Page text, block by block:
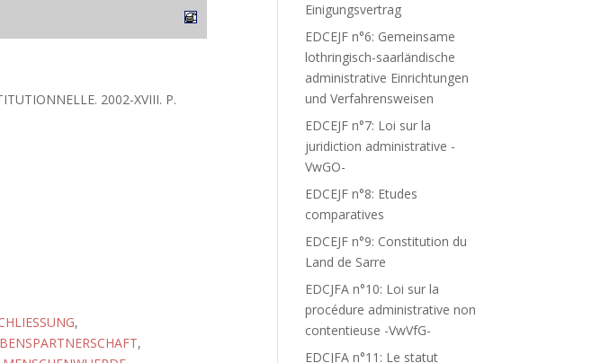
2002-XVIII. P.
,
,
Einigungsvertrag
EDCEJF n°6: Gemeinsame
lothringisch-saarländische
administrative Einrichtungen
und Verfahrensweisen
EDCEJF n°7: Loi sur la
juridiction administrative -
VwGO-
EDCEJF n°8: Etudes
comparatives
EDCEJF n°9: Constitution du
Land de Sarre
EDCJFA n°10: Loi sur la
procédure administrative non
contentieuse -VwVfG-
EDCJFA n°11: Le statut